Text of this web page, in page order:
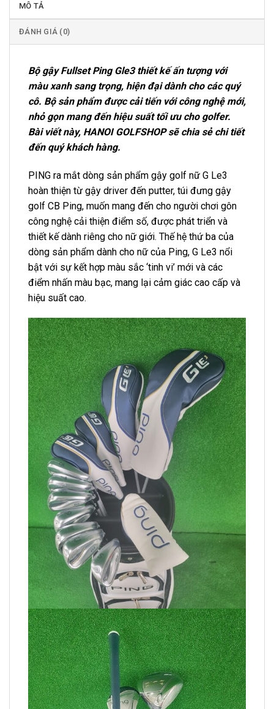
MÔ TẢ
ĐÁNH GIÁ (0)
Bộ gậy Fullset Ping Gle3 thiết kế ấn tượng với
màu xanh sang trọng, hiện đại dành cho các quý
cô. Bộ sản phẩm được cải tiến với công nghệ mới,
nhỏ gọn mang đến hiệu suất tối ưu cho golfer.
Bài viết này, HANOI GOLFSHOP sẽ chia sẻ chi tiết
đến quý khách hàng.
PING ra mắt dòng sản phẩm gậy golf nữ G Le3
hoàn thiện từ gậy driver đến putter, túi đưng gậy
golf CB Ping, muốn mang đến cho người chơi gôn
công nghệ cải thiện điểm số, được phát triển và
thiết kế dành riêng cho nữ giới. Thế hệ thứ ba của
dòng sản phẩm dành cho nữ của Ping, G Le3 nổi
bật với sự kết hợp màu sắc ‘tinh vi’ mới và các
điểm nhấn màu bạc, mang lại cảm giác cao cấp và
hiệu suất cao.